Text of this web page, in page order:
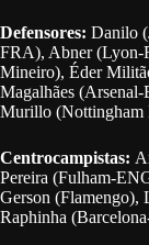
Defensores: Danilo
FRA), Abner (Lyon-
Mineiro), Éder
Magalhães
Murillo (Nottingham
Centrocampistas:
Pereira (Fulham-
Gerson (Flamengo),
Raphinha